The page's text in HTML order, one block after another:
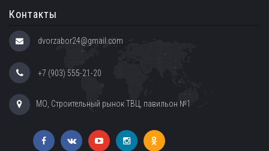
Контакты
dvorzabor24@gmail.com
+7 (903) 555-21-20
МО, Строительный рынок ТВЦ, павильон №1